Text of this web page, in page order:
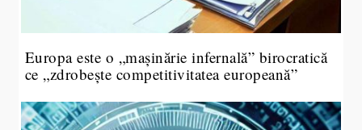
Europa este o „mașinărie infernală” birocratică
ce „zdrobește competitivitatea europeană”